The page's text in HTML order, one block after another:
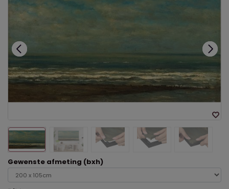
Gewenste afmeting (bxh)